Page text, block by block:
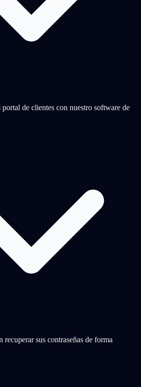
portal de clientes con nuestro software de
recuperar sus contraseñas de forma